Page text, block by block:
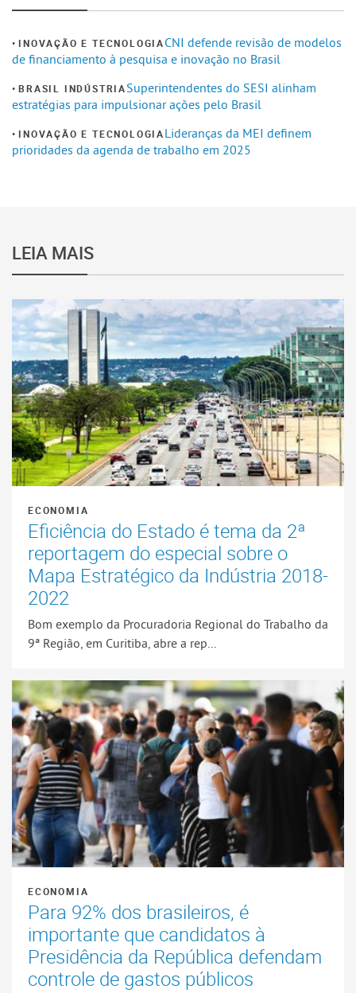
INOVAÇÃO E TECNOLOGIACNI defende revisão de modelos
de financiamento à pesquisa e inovação no Brasil
BRASIL INDÚSTRIASuperintendentes do SESI alinham
estratégias para impulsionar ações pelo Brasil
INOVAÇÃO E TECNOLOGIALideranças da MEI definem
prioridades da agenda de trabalho em 2025
LEIA MAIS
ECONOMIA
Eficiência do Estado é tema da 2ª
reportagem do especial sobre o
Mapa Estratégico da Indústria 2018-
2022
Bom exemplo da Procuradoria Regional do Trabalho da
9ª Região, em Curitiba, abre a rep...
ECONOMIA
Para 92% dos brasileiros, é
importante que candidatos à
Presidência da República defendam
controle de gastos públicos